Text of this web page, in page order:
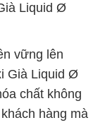
Liquid Ø
vững lên
Già Liquid Ø
chất không
hàng mà